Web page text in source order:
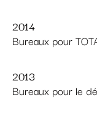
2014
Bureaux pour
2013
Bureaux pour le